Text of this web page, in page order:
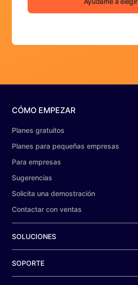
CÓMO EMPEZAR
Planes gratuitos
Planes para pequeñas empresas
Para empresas
Sugerencias
Solicita una demostración
Contactar con ventas
SOLUCIONES
SOPORTE